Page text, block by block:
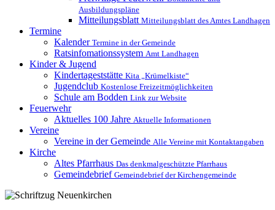
Ausbildungspläne
Mitteilungsblatt Mitteilungsblatt des Amtes Landhagen
Termine
Kalender Termine in der Gemeinde
Ratsinfomationssystem Amt Landhagen
Kinder & Jugend
Kindertageststätte Kita „Krümelkiste“
Jugendclub Kostenlose Freizeitmöglichkeiten
Schule am Bodden Link zur Website
Feuerwehr
Aktuelles 100 Jahre Aktuelle Informationen
Vereine
Vereine in der Gemeinde Alle Vereine mit Kontaktangaben
Kirche
Altes Pfarrhaus Das denkmalgeschützte Pfarrhaus
Gemeindebrief Gemeindebrief der Kirchengemeinde